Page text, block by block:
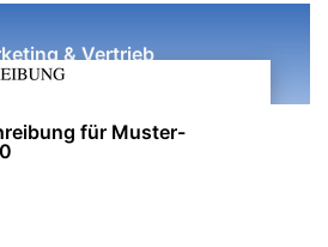
& Vertrieb
für Muster-